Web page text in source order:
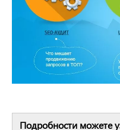
Подробности можете